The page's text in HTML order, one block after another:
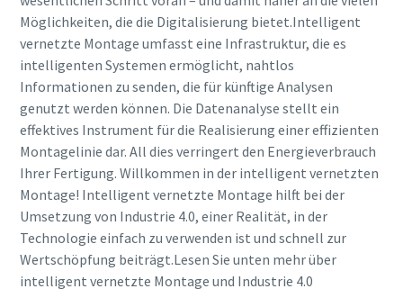
Möglichkeiten, die die Digitalisierung bietet.Intelligent
vernetzte Montage umfasst eine Infrastruktur, die es
intelligenten Systemen ermöglicht, nahtlos
Informationen zu senden, die für künftige Analysen
genutzt werden können. Die Datenanalyse stellt ein
effektives Instrument für die Realisierung einer effizienten
Montagelinie dar. All dies verringert den Energieverbrauch
Ihrer Fertigung. Willkommen in der intelligent vernetzten
Montage! Intelligent vernetzte Montage hilft bei der
Umsetzung von Industrie 4.0, einer Realität, in der
Technologie einfach zu verwenden ist und schnell zur
Wertschöpfung beiträgt.Lesen Sie unten mehr über
intelligent vernetzte Montage und Industrie 4.0